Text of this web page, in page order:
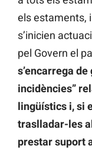
els estaments, i
s’inicien
pel Govern el
s’encarrega
incidències”
lingüístics i, si
traslladar-les
prestar suport